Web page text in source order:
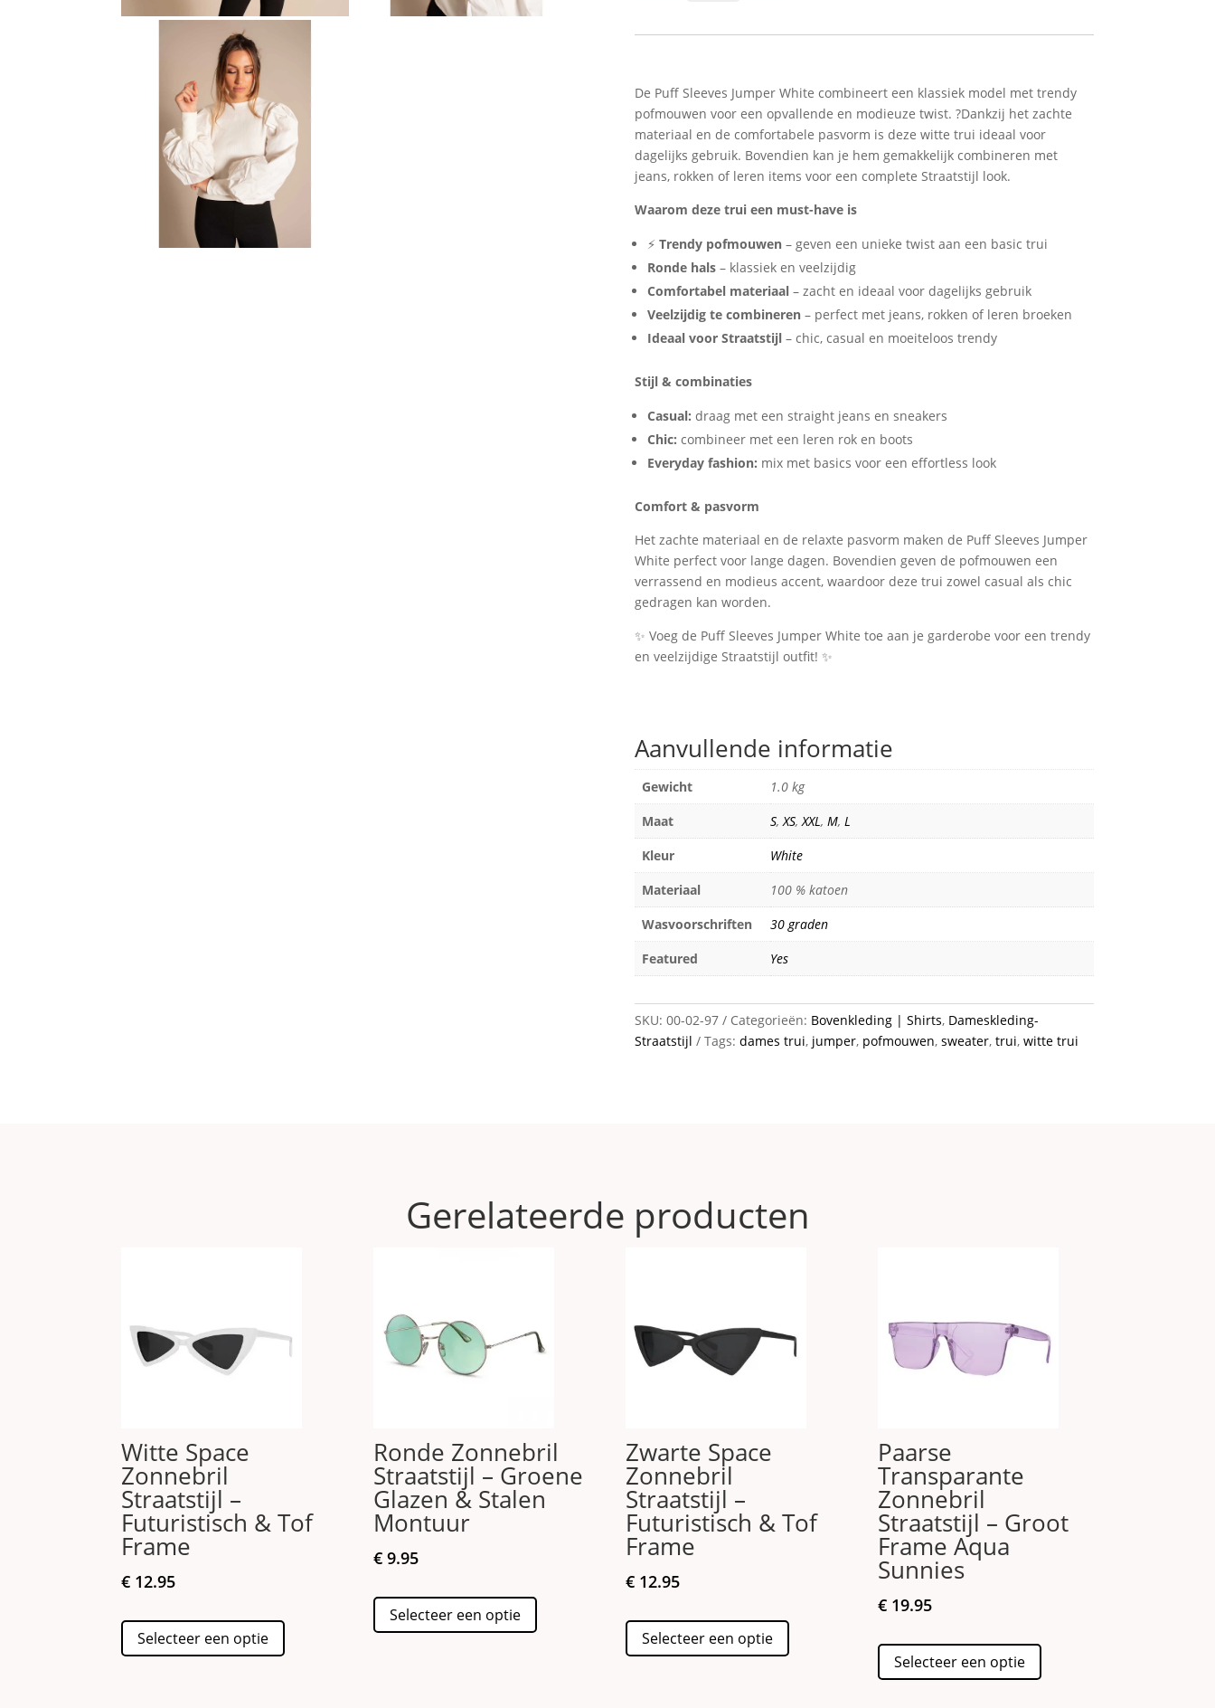
&
Stijlvolle
Trui
aantal
De Puff Sleeves Jumper White combineert een klassiek model met trendy
pofmouwen voor een opvallende en modieuze twist. ?Dankzij het zachte
materiaal en de comfortabele pasvorm is deze witte trui ideaal voor
dagelijks gebruik. Bovendien kan je hem gemakkelijk combineren met
jeans, rokken of leren items voor een complete Straatstijl look.
Waarom deze trui een must-have is
⚡ Trendy pofmouwen– geven een unieke twist aan een basic trui
Ronde hals– klassiek en veelzijdig
Comfortabel materiaal– zacht en ideaal voor dagelijks gebruik
Veelzijdig te combineren– perfect met jeans, rokken of leren broeken
Ideaal voor Straatstijl– chic, casual en moeiteloos trendy
Stijl & combinaties
Casual: draag met een straight jeans en sneakers
Chic: combineer met een leren rok en boots
Everyday fashion: mix met basics voor een effortless look
Comfort & pasvorm
Het zachte materiaal en de relaxte pasvorm maken de Puff Sleeves Jumper
White perfect voor lange dagen. Bovendien geven de pofmouwen een
verrassend en modieus accent, waardoor deze trui zowel casual als chic
gedragen kan worden.
✨ Voeg de Puff Sleeves Jumper White toe aan je garderobe voor een trendy
en veelzijdige Straatstijl outfit! ✨
Aanvullende informatie
Gewicht
1.0 kg
Maat
S,XS,XXL, M, L
Kleur
White
Materiaal
100 % katoen
Wasvoorschriften
30 graden
Featured
Yes
SKU: 00-02-97 Categorieën: Bovenkleding | Shirts, Dameskleding-
Straatstijl
Tags: dames trui, jumper, pofmouwen, sweater, trui, witte trui
Gerelateerde producten
Witte Space
Zonnebril
Straatstijl –
Futuristisch & Tof
Frame
€ 12.95
Selecteer een optie
Ronde Zonnebril
Straatstijl – Groene
Glazen & Stalen
Montuur
€ 9.95
Selecteer een optie
Zwarte Space
Zonnebril
Straatstijl –
Futuristisch & Tof
Frame
€ 12.95
Selecteer een optie
Paarse
Transparante
Zonnebril
Straatstijl – Groot
Frame Aqua
Sunnies
€ 19.95
Selecteer een optie